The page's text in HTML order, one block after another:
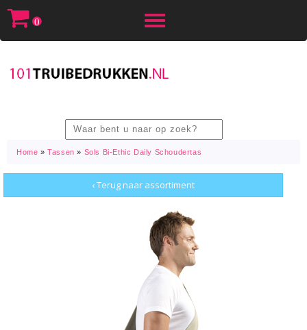
Toggle
0
Home »Tassen » Sols Bi-Ethic Daily Schoudertas
‹ Terug naar assortiment